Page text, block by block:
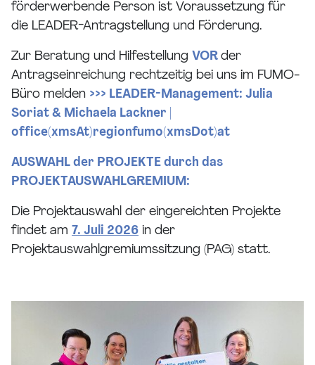
förderwerbende Person ist Voraussetzung für
die LEADER-Antragstellung und Förderung.
Zur Beratung und Hilfestellung VOR der
Antragseinreichung rechtzeitig bei uns im FUMO-
Büro melden >>> LEADER-Management: Julia
Soriat & Michaela Lackner |
office(xmsAt)regionfumo(xmsDot)at
AUSWAHL der PROJEKTE durch das
PROJEKTAUSWAHLGREMIUM:
Die Projektauswahl der eingereichten Projekte
findet am 7. Juli 2026 in der
Projektauswahlgremiumssitzung (PAG) statt.